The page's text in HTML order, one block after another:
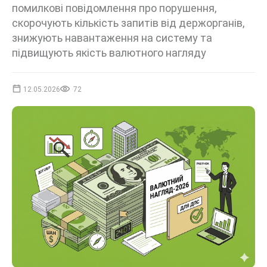
помилкові повідомлення про порушення,
скорочують кількість запитів від держорганів,
знижують навантаження на систему та
підвищують якість валютного нагляду
12.05.2026 72